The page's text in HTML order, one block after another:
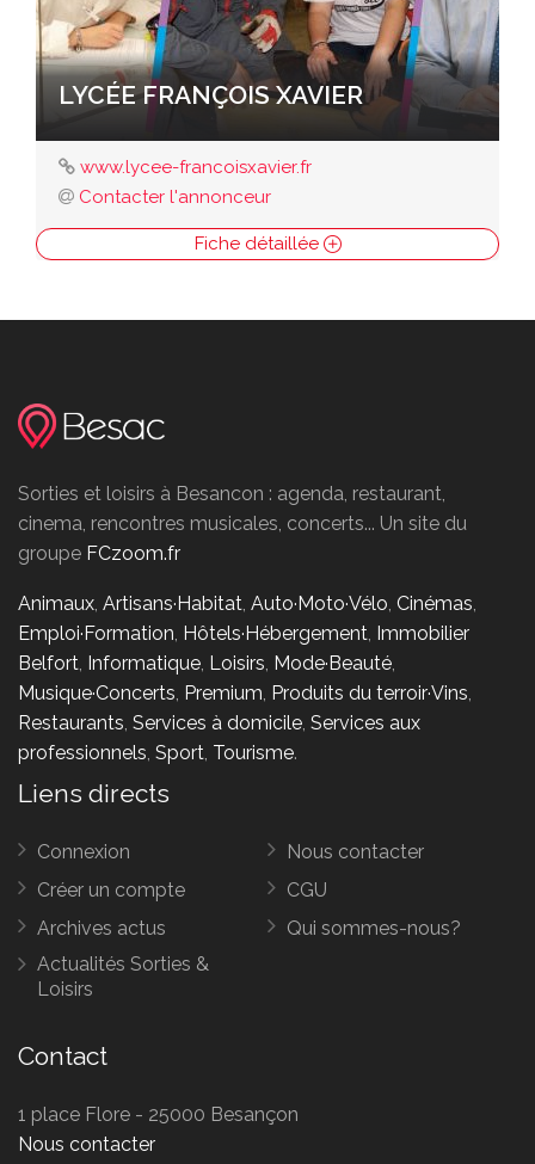
LYCÉE FRANÇOIS XAVIER
www.lycee-francoisxavier.fr
Contacter l'annonceur
Fiche détaillée
Sorties et loisirs à Besancon : agenda, restaurant,
cinema, rencontres musicales, concerts... Un site du
groupe FCzoom.fr
Animaux, Artisans·Habitat, Auto·Moto·Vélo, Cinémas,
Emploi·Formation, Hôtels·Hébergement, Immobilier
Belfort, Informatique, Loisirs, Mode·Beauté,
Musique·Concerts, Premium, Produits du terroir·Vins,
Restaurants, Services à domicile, Services aux
professionnels, Sport, Tourisme.
Liens directs
Connexion
Créer un compte
Archives actus
Actualités Sorties &
Loisirs
Nous contacter
CGU
Qui sommes-nous?
Contact
1 place Flore - 25000 Besançon
Nous contacter